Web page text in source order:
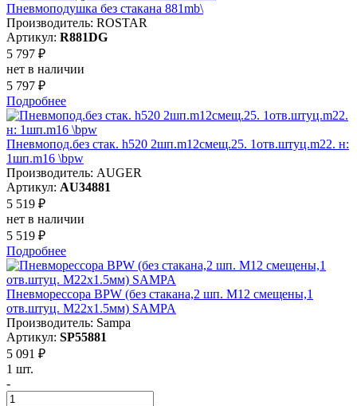
Пневмоподушка без стакана 881mb\
Производитель: ROSTAR
Артикул: R881DG
5 797 ₽
нет в наличии
5 797 ₽
Подробнее
Пневмопод.без стак. h520 2шп.m12смещ.25. 1отв.штуц.m22. н:
1шп.m16 \bpw
Производитель: AUGER
Артикул: AU34881
5 519 ₽
нет в наличии
5 519 ₽
Подробнее
Пневморессора BPW (без стакана,2 шп. M12 смещены,1
отв.штуц. M22х1.5мм) SAMPA
Производитель: Sampa
Артикул: SP55881
5 091 ₽
1 шт.
-